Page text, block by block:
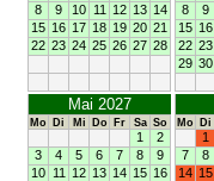
8
9 10 11 12 13 14
15 16 17 18 19 20 21
22 23 24 25 26 27 28
8
9
15 16
22 23
29 30
Mai 2027
Mo Di Mi Do Fr Sa So
1
2
3
4 5 6 7 8
9
10 11 12 13 14 15 16
Mo Di
1
7
8
14 15